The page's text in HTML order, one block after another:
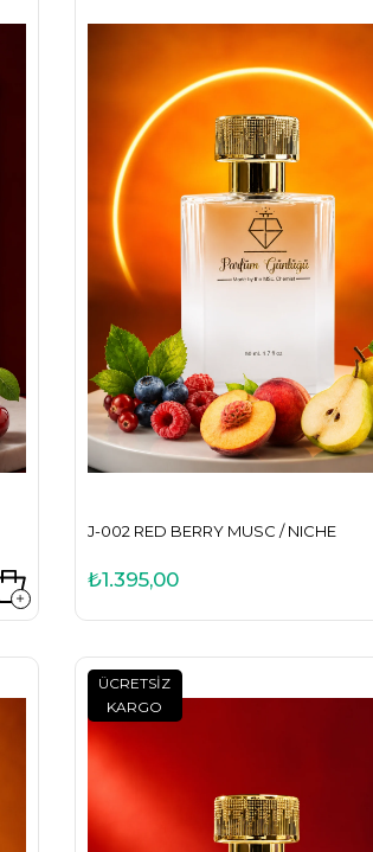
J-002 RED BERRY MUSC / NICHE
₺1.395,00
ÜCRETSIZ
KARGO